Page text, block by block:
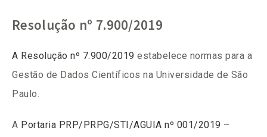
Resolução nº 7.900/2019
A Resolução nº 7.900/2019 estabelece normas para a
Gestão de Dados Científicos na Universidade de São
Paulo.
A Portaria PRP/PRPG/STI/AGUIA nº 001/2019 –